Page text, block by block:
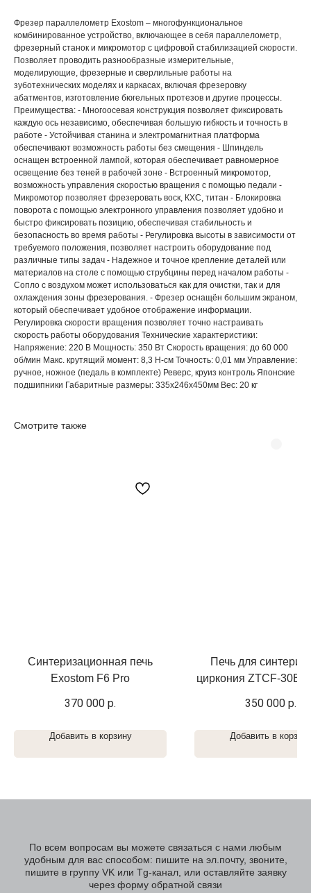
Фрезер параллелометр Exostom – многофункциональное
комбинированное устройство, включающее в себя параллелометр,
фрезерный станок и микромотор с цифровой стабилизацией скорости.
Позволяет проводить разнообразные измерительные,
моделирующие, фрезерные и сверлильные работы на
зуботехнических моделях и каркасах, включая фрезеровку
абатментов, изготовление бюгельных протезов и другие процессы.
Преимущества: - Многоосевая конструкция позволяет фиксировать
каждую ось независимо, обеспечивая большую гибкость и точность в
работе - Устойчивая станина и электромагнитная платформа
обеспечивают возможность работы без смещения - Шпиндель
оснащен встроенной лампой, которая обеспечивает равномерное
освещение без теней в рабочей зоне - Встроенный микромотор,
возможность управления скоростью вращения с помощью педали -
Микромотор позволяет фрезеровать воск, КХС, титан - Блокировка
поворота с помощью электронного управления позволяет удобно и
быстро фиксировать позицию, обеспечивая стабильность и
безопасность во время работы - Регулировка высоты в зависимости от
требуемого положения, позволяет настроить оборудование под
различные типы задач - Надежное и точное крепление деталей или
материалов на столе с помощью струбцины перед началом работы -
Сопло с воздухом может использоваться как для очистки, так и для
охлаждения зоны фрезерования. - Фрезер оснащён большим экраном,
который обеспечивает удобное отображение информации.
Регулировка скорости вращения позволяет точно настраивать
скорость работы оборудования Технические характеристики:
Напряжение: 220 В Мощность: 350 Вт Скорость вращения: до 60 000
об/мин Макс. крутящий момент: 8,3 Н-см Точность: 0,01 мм Управление:
ручное, ножное (педаль в комплекте) Реверс, круиз контроль Японские
подшипники Габаритные размеры: 335х246х450мм Вес: 20 кг
Смотрите также
Синтеризационная печь
Exostom F6 Pro
370 000 р.
Добавить в корзину
Печь для
циркония ZTCF-30B
350 000 р.
Добавить в
По всем вопросам вы можете связаться с нами любым
удобным для вас способом: пишите на эл.почту, звоните,
пишите в группу VK или Tg-канал, или оставляйте заявку
через форму обратной связи